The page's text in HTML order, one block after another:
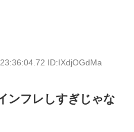
ID:IXdjOGdMa
ンフレしすぎじゃな